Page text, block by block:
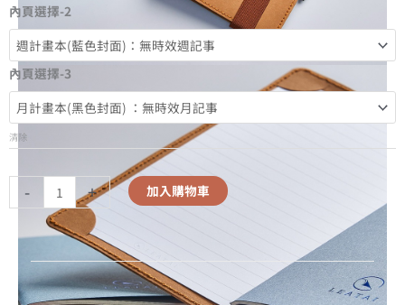
內頁選擇-2
內頁選擇-3
清除
- + 加入購物車